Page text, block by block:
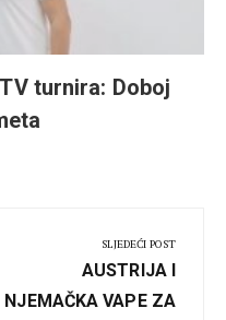
turnira: Doboj
SLJEDEĆI POST
Next
Post:
AUSTRIJA I
NJEMAČKA VAPE ZA